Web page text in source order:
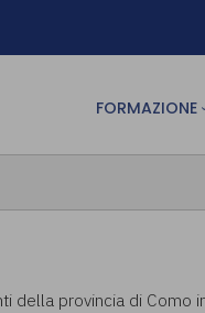
FORMAZIONE
FAD
della provincia di Como